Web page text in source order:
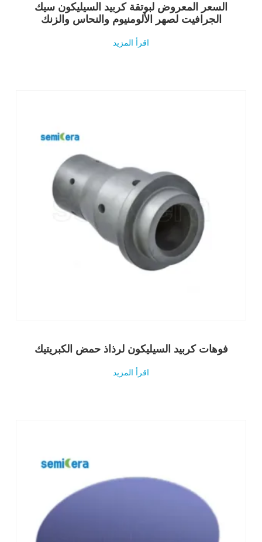
السعر المعروض لبوتقة كربيد السيليكون سيك
الجرافيت لصهر الألومنيوم والنحاس والزنك
اقرأ المزيد
فوهات كربيد السيليكون لرذاذ حمض الكبريتيك
اقرأ المزيد